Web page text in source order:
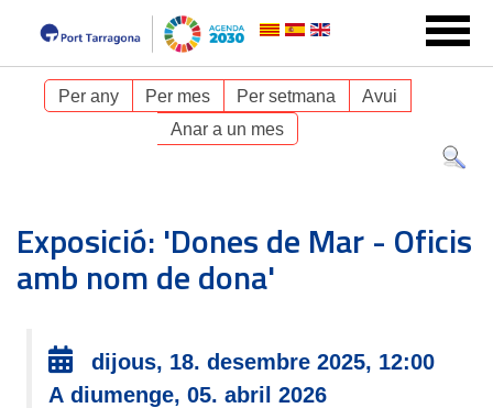
Per any Per mes Per setmana
Avui
Anar a un mes
Exposició: 'Dones de Mar - Oficis
amb nom de dona'
dijous, 18. desembre 2025, 12:00
A diumenge, 05. abril 2026